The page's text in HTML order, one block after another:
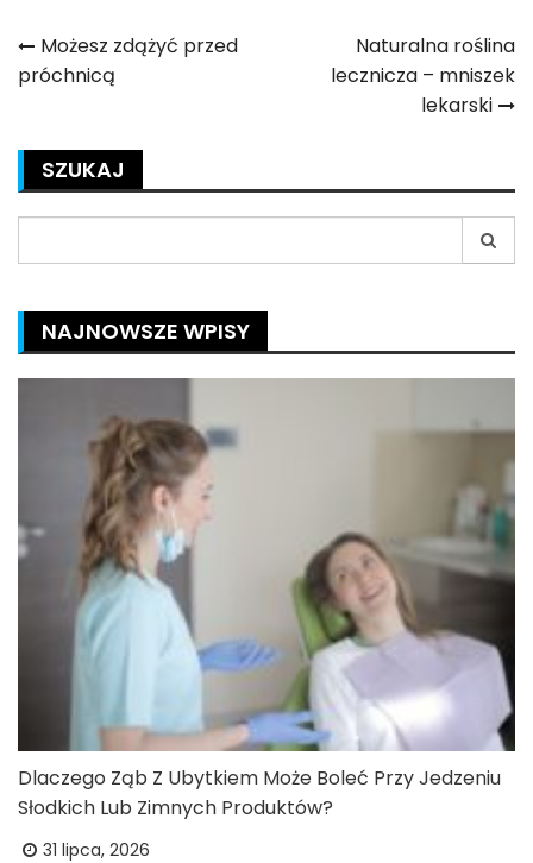
Nawigacja
wpisu
Możesz zdążyć przed
próchnicą
Naturalna roślina
lecznicza – mniszek
lekarski
SZUKAJ
for:
NAJNOWSZE WPISY
Dlaczego Ząb Z Ubytkiem Może Boleć Przy Jedzeniu
Słodkich Lub Zimnych Produktów?
31 lipca, 2026